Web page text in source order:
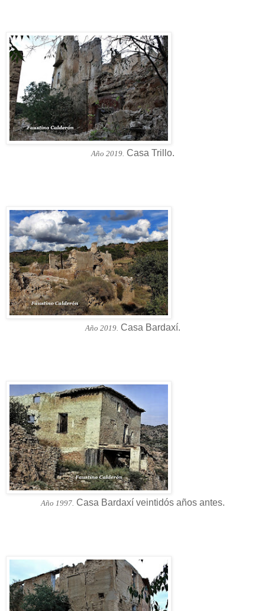
Año 2019. Casa Trillo.
Año 2019. Casa Bardaxí.
Año 1997. Casa Bardaxí veintidós años antes.